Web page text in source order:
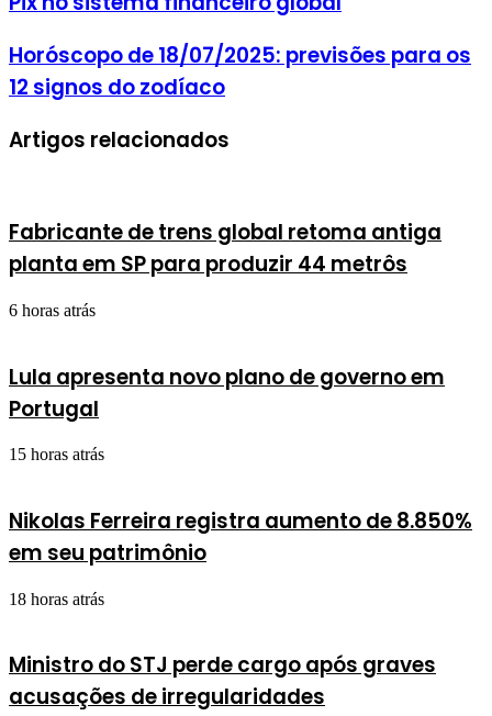
Horóscopo de 18/07/2025: previsões para os
12 signos do zodíaco
Artigos relacionados
Fabricante de trens global retoma antiga
planta em SP para produzir 44 metrôs
6 horas atrás
Lula apresenta novo plano de governo em
Portugal
15 horas atrás
Nikolas Ferreira registra aumento de 8.850%
em seu patrimônio
18 horas atrás
Ministro do STJ perde cargo após graves
acusações de irregularidades